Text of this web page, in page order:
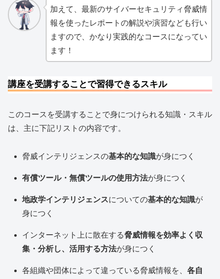
加えて、最新のサイバーセキュリティ脅威情
報を使ったレポートの解説や演習なども行い
ますので、かなり実践的なコースになってい
ます！
講座を受講することで習得できるスキル
このコースを受講することで身につけられる知識・スキル
は、主に下記リストの内容です。
脅威インテリジェンスの基本的な知識が身につく
有償ツール・無償ツールの使用方法が身につく
地政学インテリジェンスについての基本的な知識が
身につく
インターネット上に散在する脅威情報を効率よく収
集・分析し、活用する方法が身につく
各組織や団体によって違っている脅威情報を、各自